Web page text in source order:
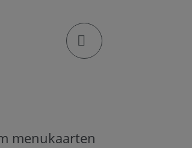
klik om de deellinks te
menukaarten